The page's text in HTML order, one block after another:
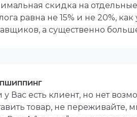
скидка на
равна не 15% и не 20%,
а существенно
у Вас есть клиент, но нет
товар, не переживайте,